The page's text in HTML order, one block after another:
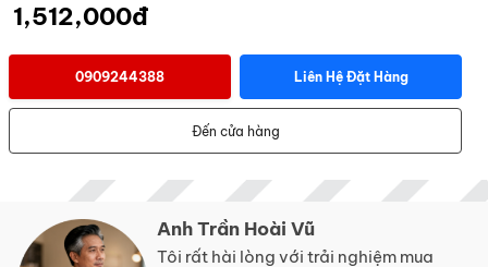
1,512,000đ
0909244388 Liên Hệ Đặt Hàng
Đến cửa hàng
Anh Trần Hoài Vũ
Tôi rất hài lòng với trải nghiệm mua